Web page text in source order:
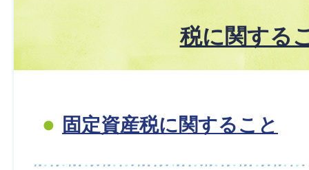
税に関する
固定資産税に関すること